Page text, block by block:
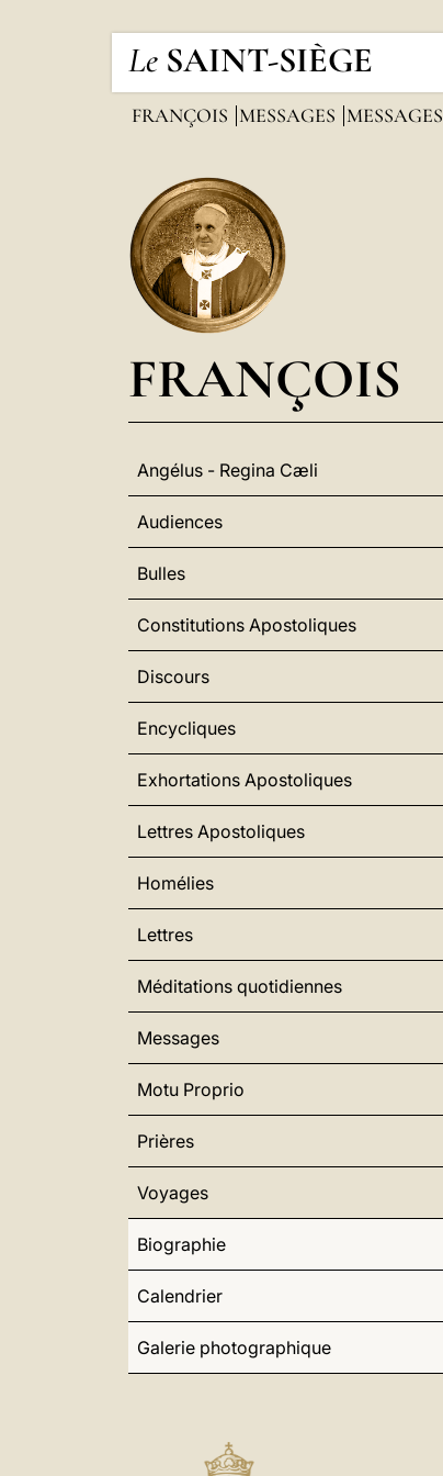
Le SAINT-SIÈGE
FRANÇOIS MESSAGES
FRANÇOIS
Angélus - Regina Cæli
Audiences
Bulles
Constitutions Apostoliques
Discours
Encycliques
Exhortations Apostoliques
Lettres Apostoliques
Homélies
Lettres
Méditations quotidiennes
Messages
Motu Proprio
Prières
Voyages
Biographie
Calendrier
Galerie photographique